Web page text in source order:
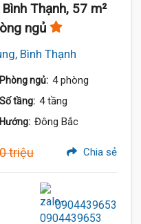
10.4 Tỷ
Thạnh, 57 m²
ngủ
Bình Thạnh
Phòng ngủ: 4 phòng
Số tầng: 4 tầng
Hướng: Đông Bắc
triệu Chia sẻ
0904439653